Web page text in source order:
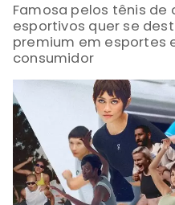
Famosa pelos tênis
esportivos quer se
premium em esportes
consumidor